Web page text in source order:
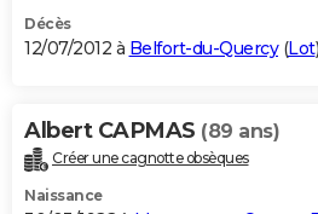
Décès
12/07/2012 à Belfort-du-Quercy(Lot)
Albert CAPMAS (89 ans)
Créer une cagnotte obsèques
Naissance